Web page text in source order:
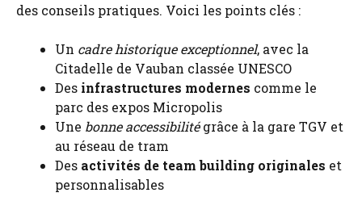
des conseils pratiques. Voici les points clés :
Un cadre historique exceptionnel, avec la
Citadelle de Vauban classée UNESCO
Des infrastructures modernes comme le
parc des expos Micropolis
Une bonne accessibilitégrâce à la gare TGV et
au réseau de tram
Des activités de team building originales et
personnalisables